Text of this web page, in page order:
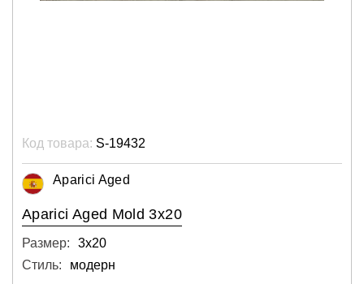
Код товара: S-19432
Aparici Aged
Aparici Aged Mold 3x20
Размер:
3х20
Стиль:
модерн